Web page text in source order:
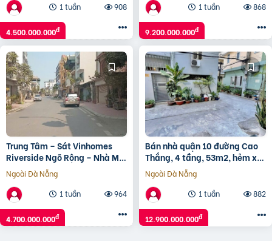
1 tuần
908
4.500.000.000đ
1 tuần
868
9.200.000.000đ
Trung Tâm – Sát Vinhomes
Riverside Ngõ Rộng – Nhà Mới
Tinh-
Ngoài Đà Nẵng
1 tuần
964
4.700.000.000đ
Bán nhà quận 10 đường Cao
Thắng, 4 tầng, 53m2, hẻm xe
hơi, 12.9 tỷ
Ngoài Đà Nẵng
1 tuần
882
12.900.000.000đ